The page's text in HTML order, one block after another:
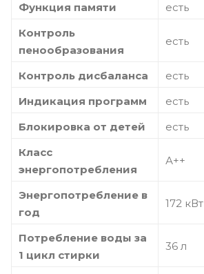
Функция памяти
есть
Контроль
пенообразования
есть
Контроль дисбаланса
есть
Индикация программ
есть
Блокировка от детей
есть
Класс
энергопотребления
А++
Энергопотребление в
год
172 кВт
Потребление воды за
1 цикл стирки
36 л